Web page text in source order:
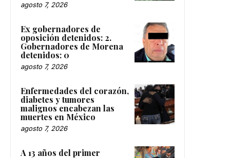
agosto 7, 2026
Ex gobernadores de
oposición detenidos: 2.
Gobernadores de Morena
detenidos: 0
agosto 7, 2026
Enfermedades del corazón,
diabetes y tumores
malignos encabezan las
muertes en México
agosto 7, 2026
A 13 años del primer